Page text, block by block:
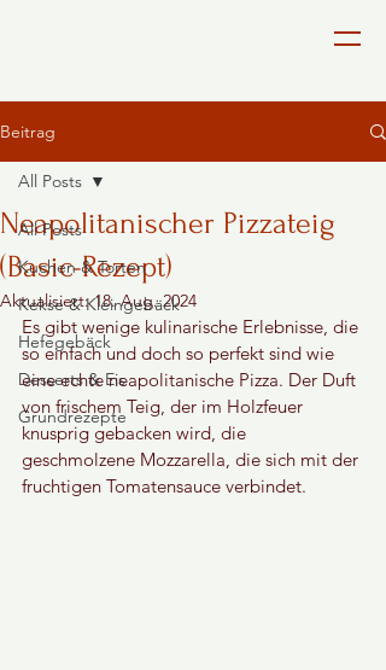
Beitrag
All Posts
Kuchen & Torten
Kekse & Kleingebäck
Hefegebäck
Desserts & Eis
Grundrezepte
All Posts
Neapolitanischer Pizzateig
(Basic-Rezept)
Aktualisiert:18. Aug. 2024
Es gibt wenige kulinarische Erlebnisse, die
so einfach und doch so perfekt sind wie
eine echte neapolitanische Pizza. Der Duft
von frischem Teig, der im Holzfeuer
knusprig gebacken wird, die
geschmolzene Mozzarella, die sich mit der
fruchtigen Tomatensauce verbindet.